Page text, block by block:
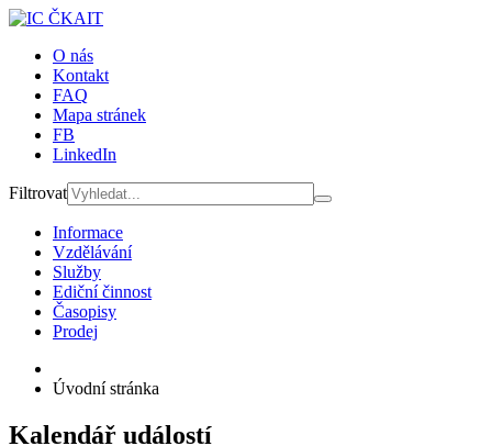
O nás
Kontakt
FAQ
Mapa stránek
FB
LinkedIn
Filtrovat
Informace
Vzdělávání
Služby
Ediční činnost
Časopisy
Prodej
Úvodní stránka
Kalendář událostí